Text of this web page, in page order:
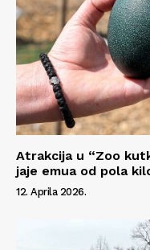
Atrakcija u “Zoo
jaje emua od pola
12. Aprila 2026.